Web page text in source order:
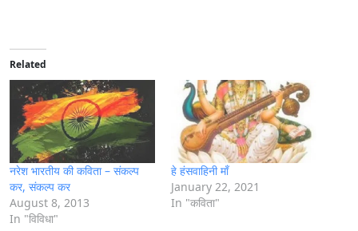
d
i
n
g
…
Related
नरेश भारतीय की कविता – संकल्प
कर, संकल्प कर
August 8, 2013
In "विविधा"
हे हंसवाहिनी माँ
January 22, 2021
In "कविता"